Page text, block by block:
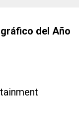
del Año